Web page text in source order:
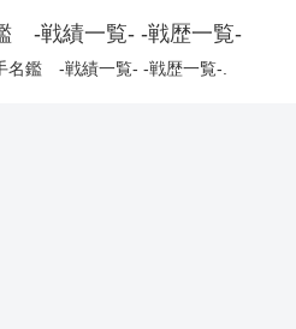
-戦績一覧- -戦歴一覧-
名鑑 -戦績一覧- -戦歴一覧-.